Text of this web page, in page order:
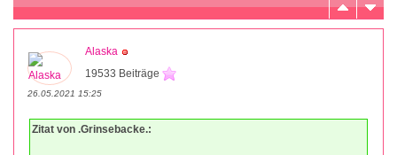
Alaska
19533 Beiträge
26.05.2021 15:25
Zitat von .Grinsebacke.: